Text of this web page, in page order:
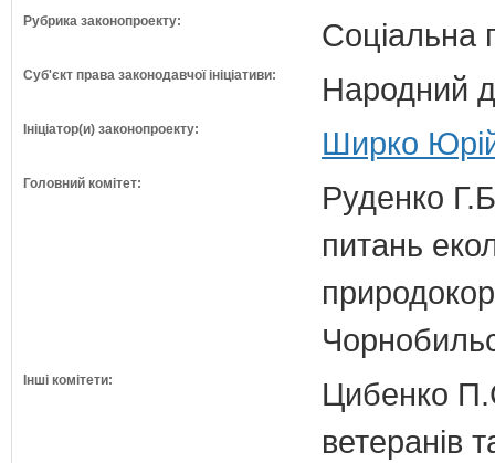
Рубрика законопроекту: Соціальна
Суб'єкт права законодавчої ініціативи: Народний
Ініціатор(и) законопроекту: Ширко
Головний комітет:
Руденко
питань
Інші комітети:
Цибенко
ветеранів